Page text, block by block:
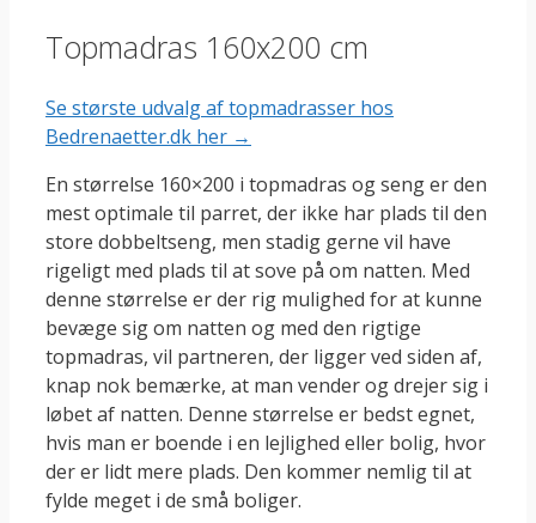
Topmadras 160x200 cm
Se største udvalg af topmadrasser hos
Bedrenaetter.dk her →
En størrelse 160×200 i topmadras og seng er den
mest optimale til parret, der ikke har plads til den
store dobbeltseng, men stadig gerne vil have
rigeligt med plads til at sove på om natten. Med
denne størrelse er der rig mulighed for at kunne
bevæge sig om natten og med den rigtige
topmadras, vil partneren, der ligger ved siden af,
knap nok bemærke, at man vender og drejer sig i
løbet af natten. Denne størrelse er bedst egnet,
hvis man er boende i en lejlighed eller bolig, hvor
der er lidt mere plads. Den kommer nemlig til at
fylde meget i de små boliger.